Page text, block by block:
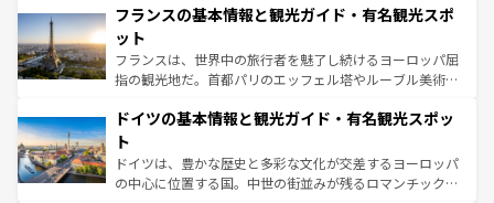
なお、新着のイタリア情報はコンテンツ一覧を参照してほ
しい。
文化が根付くこの国では、情熱的なフラメンコ、熱気あふ
れる闘牛、そして美味しいタパスが生活の一部となってい
る。首都マドリードの洗練された雰囲気や、バルセロナの
アートに溢れた街角から、地方では古代ローマ遺跡や中世
せる。地方によって風土や気候が異なるスペインはその個
ンテンツ一覧 を参照してほしい。
フランスの基本情報と観光ガイド・有名観光スポ
ット
フランスは、世界中の旅行者を魅了し続けるヨーロッパ屈
指の観光地だ。首都パリのエッフェル塔やルーブル美術館
で、幅広い魅力が詰まっている。華麗な宮殿、歴史的な大
聖堂、美しいビーチ、そして豊かな自然が、訪れる者を心
から魅了する。また、フランスは美食の国としても知ら
れ、フランス料理はユネスコ無形文化遺産にも登録されて
ドイツの基本情報と観光ガイド・有名観光スポッ
ト
ドイツは、豊かな歴史と多彩な文化が交差するヨーロッパ
の中心に位置する国。中世の街並みが残るロマンチック街